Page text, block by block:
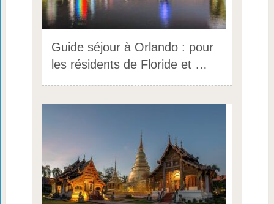
Guide séjour à Orlando : pour
les résidents de Floride et …